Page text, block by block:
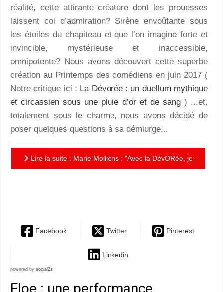
réalité, cette attirante créature dont les prouesses
laissent coi d’admiration? Sirène envoûtante sous
les étoiles du chapiteau et que l’on imagine forte et
invincible, mystérieuse et inaccessible,
omnipotente? Nous avons découvert cette superbe
création au Printemps des comédiens en juin 2017 (
Notre critique ici : La Dévorée : un duellum mythique
et circassien sous une pluie d’or et de sang) ...et,
totalement sous le charme, nous avons décidé de
poser quelques questions à sa démiurge...
Lire la suite : Marie Molliens : "Avec la DévORée, je
Facebook Twitter Pinterest
Linkedin
powered by social2s
Floe : une performance